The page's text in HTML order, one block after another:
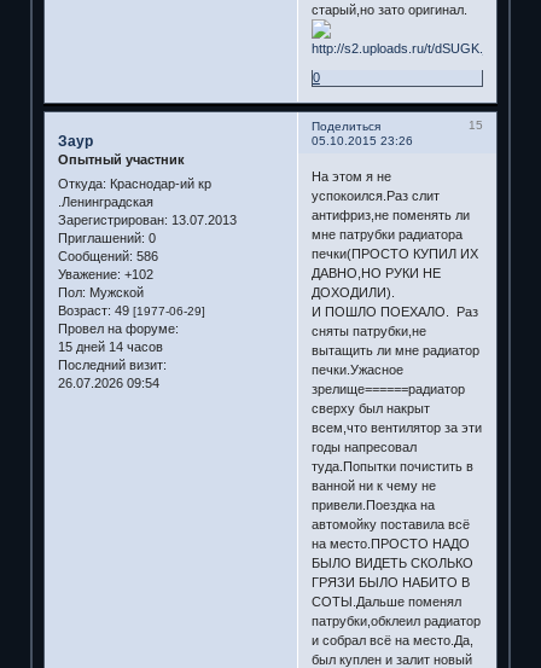
старый,но зато оригинал.
0
Поделиться
15
05.10.2015 23:26
Заур
Опытный участник
Откуда: Краснодар-ий кр
.Ленинградская
Зарегистрирован: 13.07.2013
Приглашений: 0
Сообщений: 586
Уважение: +102
Пол: Мужской
Возраст: 49 [1977-06-29]
Провел на форуме:
15 дней 14 часов
Последний визит:
26.07.2026 09:54
На этом я не
успокоился.Раз слит
антифриз,не поменять ли
мне патрубки радиатора
печки(ПРОСТО КУПИЛ ИХ
ДАВНО,НО РУКИ НЕ
ДОХОДИЛИ).
И ПОШЛО ПОЕХАЛО. Раз
сняты патрубки,не
вытащить ли мне радиатор
печки.Ужасное
зрелище======радиатор
сверху был накрыт
всем,что вентилятор за эти
годы напресовал
туда.Попытки почистить в
ванной ни к чему не
привели.Поездка на
автомойку поставила всё
на место.ПРОСТО НАДО
БЫЛО ВИДЕТЬ СКОЛЬКО
ГРЯЗИ БЫЛО НАБИТО В
СОТЫ.Дальше поменял
патрубки,обклеил радиатор
и собрал всё на место.Да,
был куплен и залит новый